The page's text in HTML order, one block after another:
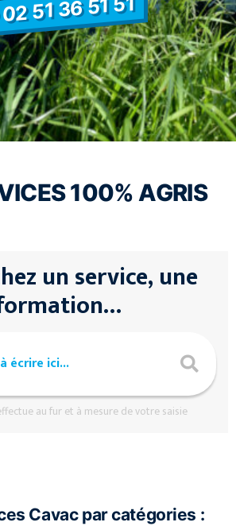
51 36 51 51
100% AGRIS
un service, une
au fur et à mesure de votre saisie
Cavac par catégories :